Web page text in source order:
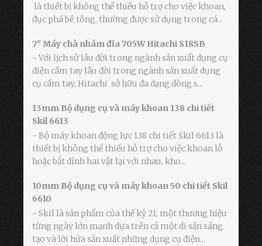
là thiết bị không thể thiếu hỗ trợ cho việc khoan,
đục phá bê tông, thường được sử dụng trong cá...
7" Máy chà nhám đĩa 705W Hitachi S18SB
- Với lịch sử lâu đời trong ngành sản xuất dụng cụ
điện cầm tay lâu đời trong ngành sản xuất dụng
cụ cầm tay, Hitachi sở hữu đa dạng dòng s...
13mm Bộ dụng cụ và máy khoan 138 chi tiết
Skil 6613
- Bộ máy khoan động lực 138 chi tiết Skil 6613 là
thiết bị không thể thiếu hỗ trợ cho việc khoan lỗ
hoặc bắt dính hai vật lại với nhau, kho...
10mm Bộ dụng cụ và máy khoan 50 chi tiết Skil
6610
- Skil là sản phẩm của thế kỷ 21, một thương hiệu
từng ngày lớn mạnh dựa trên cả một di sản sáng
tạo và lời hứa sản xuất những dụng cụ điện...